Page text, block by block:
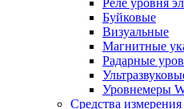
Реле уровня
Буйковые
Визуальные
Магнитные
Радарные
Уровнемеры
Средства